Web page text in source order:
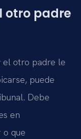
otro padre
el otro padre le
puede
Debe
en
que